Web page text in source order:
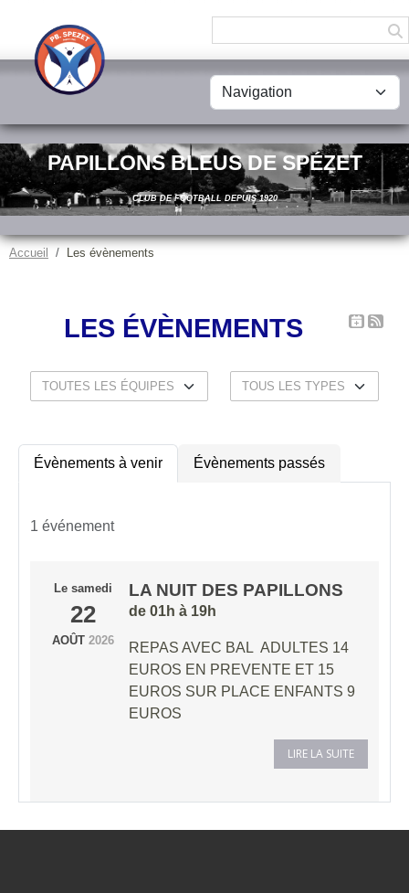
PAPILLONS BLEUS DE SPÉZET
CLUB DE FOOTBALL DEPUIS 1920
Accueil Les évènements
LES ÉVÈNEMENTS
Évènements à venir Évènements passés
1 événement
Le samedi
22
AOÛT 2026
LA NUIT DES PAPILLONS
de 01h à 19h
REPAS AVEC BAL ADULTES 14
EUROS EN PREVENTE ET 15
EUROS SUR PLACE ENFANTS 9
EUROS
LIRE LA SUITE